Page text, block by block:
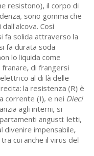
resistono), il corpo di
sono gomma che
Così
fa solida attraverso la
fa durata soda
lo liquida come
di frangersi
al di là delle
la resistenza (R) è
corrente (I), e nei Dieci
agli interni, si
angusti: letti,
divenire impensabile,
cui anche il virus del